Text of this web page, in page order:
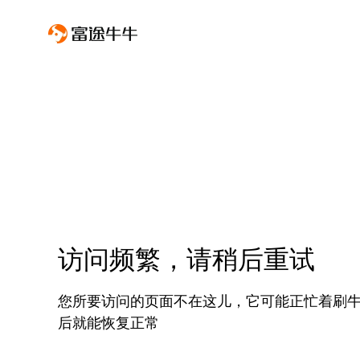
访问频繁，请稍后重试
您所要访问的页面不在这儿，它可能正忙着刷
后就能恢复正常